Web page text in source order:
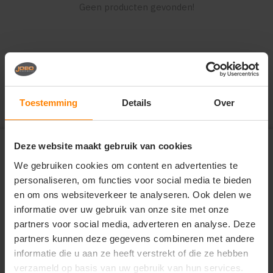
Toestemming Details Over
Deze website maakt gebruik van cookies
We gebruiken cookies om content en advertenties te
personaliseren, om functies voor social media te bieden
en om ons websiteverkeer te analyseren. Ook delen we
informatie over uw gebruik van onze site met onze
partners voor social media, adverteren en analyse. Deze
partners kunnen deze gegevens combineren met andere
informatie die u aan ze heeft verstrekt of die ze hebben
verzameld op basis van uw gebruik van hun services.
Geen producten gevonden!
nieuwsbrief en ontvang € 5,-
checkAltijd op de hoogte van nieuwe items
checkAls eerste op de hoogte van kortingsacties
checkInformatief en vol inspiratie
ABONNEER